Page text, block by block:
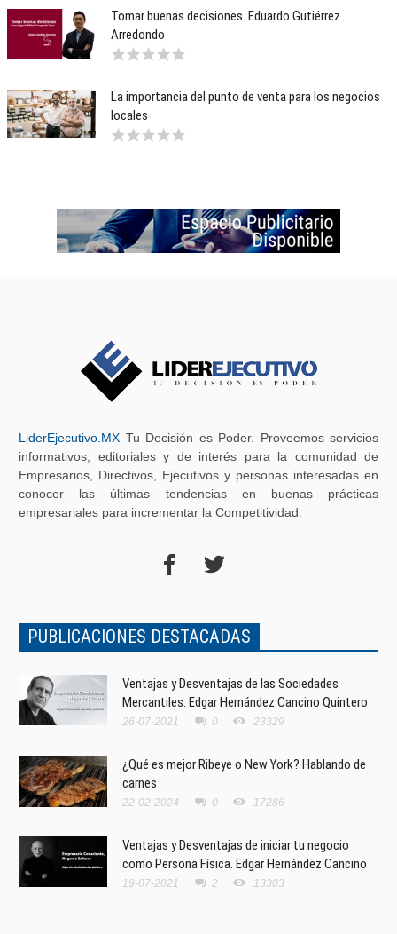
Tomar buenas decisiones. Eduardo Gutiérrez
Arredondo
La importancia del punto de venta para los negocios
locales
LiderEjecutivo.MX Tu Decisión es Poder. Proveemos servicios
informativos, editoriales y de interés para la comunidad de
Empresarios, Directivos, Ejecutivos y personas interesadas en
conocer las últimas tendencias en buenas prácticas
empresariales para incrementar la Competitividad.
PUBLICACIONES DESTACADAS
Ventajas y Desventajas de las Sociedades
Mercantiles. Edgar Hernández Cancino Quintero
26-07-2021 0 23329
¿Qué es mejor Ribeye o New York? Hablando de
carnes
22-02-2024 0 17286
Ventajas y Desventajas de iniciar tu negocio
como Persona Física. Edgar Hernández Cancino
19-07-2021 2 13303